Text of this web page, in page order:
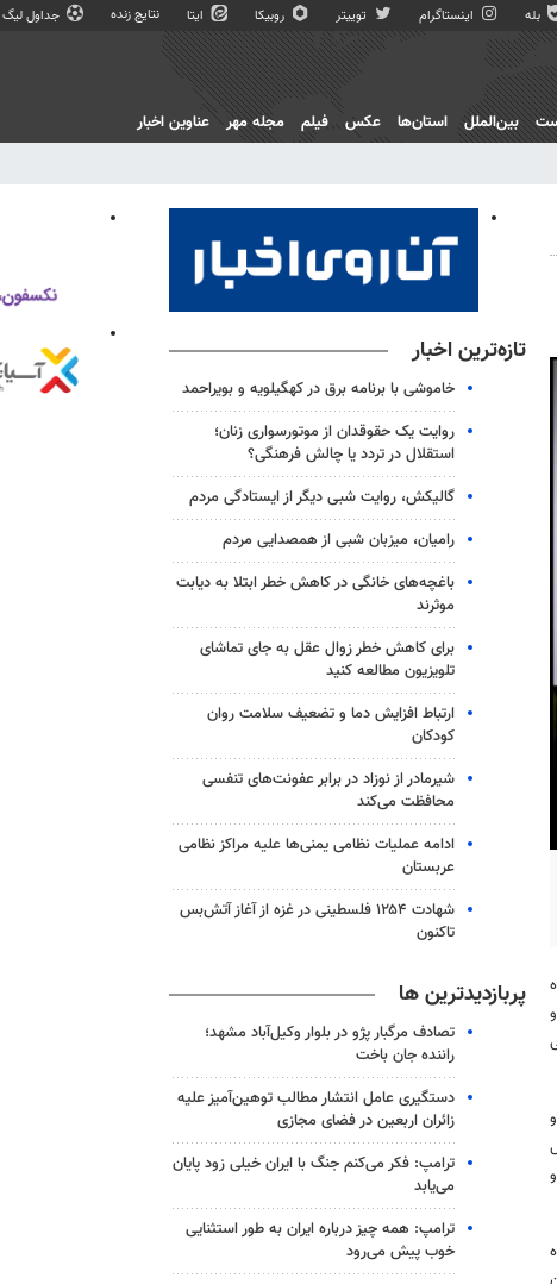
بله اینستاگرام توییتر روبیکا ایتا نتایج زنده جداول لیگ
بین‌الملل استان‌ها عکس فیلم مجله مهر عناوین اخبار
تازه‌ترین اخبار
خاموشی با برنامه برق در کهگیلویه و بویراحمد
روایت یک حقوقدان از موتورسواری زنان؛
استقلال در تردد یا چالش فرهنگی؟
گالیکش، روایت شبی دیگر از ایستادگی مردم
رامیان، میزبان شبی از همصدایی مردم
باغچه‌های خانگی در کاهش خطر ابتلا به دیابت
موثرند
برای کاهش خطر زوال عقل به جای تماشای
تلویزیون مطالعه کنید
ارتباط افزایش دما و تضعیف سلامت روان
کودکان
شیرمادر از نوزاد در برابر عفونت‌های تنفسی
محافظت می‌کند
ادامه عملیات نظامی یمنی‌ها علیه مراکز نظامی
عربستان
شهادت ۱۲۵۴ فلسطینی در غزه از آغاز آتش‌بس
تاکنون
پربازدیدترین ها
تصادف مرگبار پژو در بلوار وکیل‌آباد مشهد؛
راننده جان باخت
دستگیری عامل انتشار مطالب توهین‌آمیز علیه
زائران اربعین در فضای مجازی
ترامپ: فکر می‌کنم جنگ با ایران خیلی زود پایان
می‌یابد
ترامپ: همه چیز درباره ایران به طور استثنایی
خوب پیش می‌رود